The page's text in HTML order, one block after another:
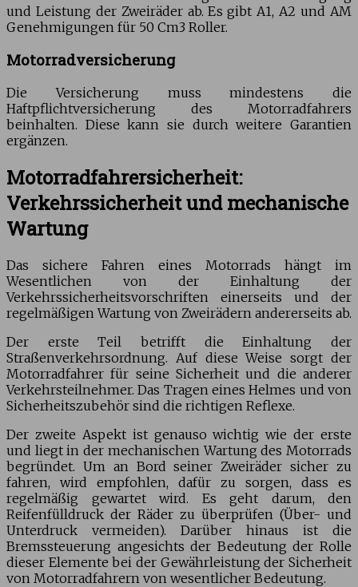
und Leistung der Zweiräder ab. Es gibt A1, A2 und AM
Genehmigungen für 50 Cm3 Roller.
Motorradversicherung
Die Versicherung muss mindestens die
Haftpflichtversicherung des Motorradfahrers
beinhalten. Diese kann sie durch weitere Garantien
ergänzen.
Motorradfahrersicherheit:
Verkehrssicherheit und mechanische
Wartung
Das sichere Fahren eines Motorrads hängt im
Wesentlichen von der Einhaltung der
Verkehrssicherheitsvorschriften einerseits und der
regelmäßigen Wartung von Zweirädern andererseits ab.
Der erste Teil betrifft die Einhaltung der
Straßenverkehrsordnung. Auf diese Weise sorgt der
Motorradfahrer für seine Sicherheit und die anderer
Verkehrsteilnehmer. Das Tragen eines Helmes und von
Sicherheitszubehör sind die richtigen Reflexe.
Der zweite Aspekt ist genauso wichtig wie der erste
und liegt in der mechanischen Wartung des Motorrads
begründet. Um an Bord seiner Zweiräder sicher zu
fahren, wird empfohlen, dafür zu sorgen, dass es
regelmäßig gewartet wird. Es geht darum, den
Reifenfülldruck der Räder zu überprüfen (Über- und
Unterdruck vermeiden). Darüber hinaus ist die
Bremssteuerung angesichts der Bedeutung der Rolle
dieser Elemente bei der Gewährleistung der Sicherheit
von Motorradfahrern von wesentlicher Bedeutung.